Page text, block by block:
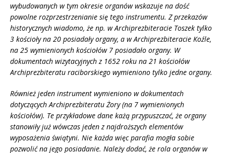
wybudowanych w tym okresie organów wskazuje na dość
powolne rozprzestrzenianie się tego instrumentu. Z przekazów
historycznych wiadomo, że np. w Archiprezbiteracie Toszek tylko
3 kościoły na 20 posiadały organy, a w Archiprezbiteracie Koźle,
na 25 wymienionych kościołów 7 posiadało organy. W
dokumentach wizytacyjnych z 1652 roku na 21 kościołów
Archiprezbiteratu raciborskiego wymieniono tylko jedne organy.
Również jeden instrument wymieniono w dokumentach
dotyczących Archiprezbiteratu Żory (na 7 wymienionych
kościołów). Te przykładowe dane każą przypuszczać, że organy
stanowiły już wówczas jeden z najdroższych elementów
wyposażenia świątyni. Nie każda więc parafia mogła sobie
pozwolić na jego posiadanie. Należy dodać, że rola organów w